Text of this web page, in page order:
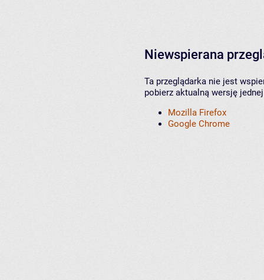
Niewspierana
Ta przeglądarka nie jest
pobierz aktualną wersję
Mozilla Firefox
Google Chrome